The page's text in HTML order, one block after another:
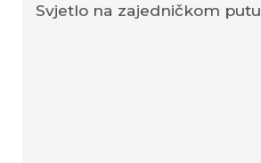
Svjetlo na zajedničkom putu